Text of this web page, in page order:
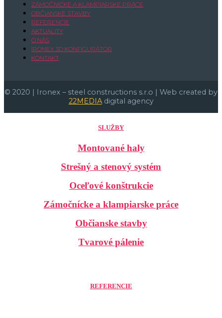
ZÁMOČNÍCKE A KLAMPIARSKE PRÁCE
OBČIANSKE STAVBY
REFERENCIE
AKTUALITY
O NÁS
IRONEX 3D KONFIGURÁTOR
KONTAKT
© 2020 | Ironex – steel constructions s.r.o | Web created by
22MEDIAdigital agency
SLUŽBY
Montované haly
Strešný a stenový systém
Oceľové konštrukcie
Zámočnícke a klampiarske práce
Občianske stavby
Tvarové pálenie
REFERENCIE